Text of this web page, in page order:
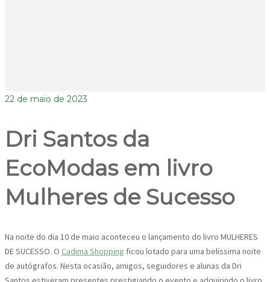
22 de maio de 2023
Dri Santos da
EcoModas em livro
Mulheres de Sucesso
Na noite do dia 10 de maio aconteceu o lançamento do livro MULHERES
DE SUCESSO. O Cadima Shopping ficou lotado para uma belíssima noite
de autógrafos. Nesta ocasião, amigos, seguidores e alunas da Dri